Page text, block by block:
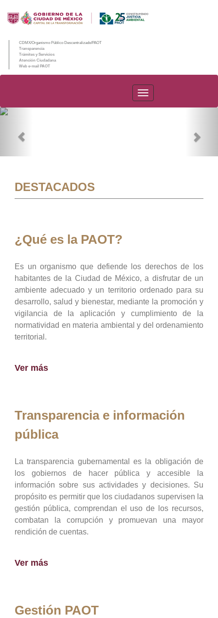
CDMX/Organismo Público Descentralizado/PAOT
Transparencia
Trámites y Servicios
Atención Ciudadana
Web e-mail PAOT
PAOT
DESTACADOS
¿Qué es la PAOT?
Es un organismo que defiende los derechos de los
habitantes de la Ciudad de México, a disfrutar de un
ambiente adecuado y un territorio ordenado para su
desarrollo, salud y bienestar, mediante la promoción y
vigilancia de la aplicación y cumplimiento de la
normatividad en materia ambiental y del ordenamiento
territorial.
Ver más
Transparencia e información
pública
La transparencia gubernamental es la obligación de
los gobiernos de hacer pública y accesible la
información sobre sus actividades y decisiones. Su
propósito es permitir que los ciudadanos supervisen la
gestión pública, comprendan el uso de los recursos,
combatan la corrupción y promuevan una mayor
rendición de cuentas.
Ver más
Gestión PAOT